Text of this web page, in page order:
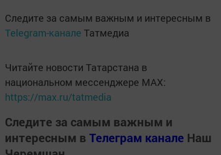
Следите за самым важным и интересным в
Telegram-канале Татмедиа
Читайте новости Татарстана в
национальном мессенджере MАХ:
https://max.ru/tatmedia
Следите за самым важным и
интересным в Телеграм канале Наш